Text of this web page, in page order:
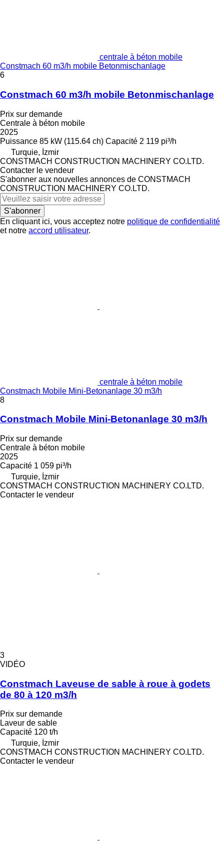
centrale à béton mobile
Constmach 60 m3/h mobile Betonmischanlage
6
Constmach 60 m3/h mobile Betonmischanlage
Prix sur demande
Centrale à béton mobile
2025
Puissance 85 kW (115.64 ch) Capacité 2 119 pi³/h
Turquie, İzmir
CONSTMACH CONSTRUCTION MACHINERY CO.LTD.
Contacter le vendeur
S'abonner aux nouvelles annonces de CONSTMACH
CONSTRUCTION MACHINERY CO.LTD.
S'abonner
En cliquant ici, vous acceptez notre politique de confidentialité
et notre accord utilisateur.
centrale à béton mobile
Constmach Mobile Mini-Betonanlage 30 m3/h
8
Constmach Mobile Mini-Betonanlage 30 m3/h
Prix sur demande
Centrale à béton mobile
2025
Capacité 1 059 pi³/h
Turquie, İzmir
CONSTMACH CONSTRUCTION MACHINERY CO.LTD.
Contacter le vendeur
3
VIDÉO
Constmach Laveuse de sable à roue à godets
de 80 à 120 m3/h
Prix sur demande
Laveur de sable
Capacité 120 t/h
Turquie, İzmir
CONSTMACH CONSTRUCTION MACHINERY CO.LTD.
Contacter le vendeur